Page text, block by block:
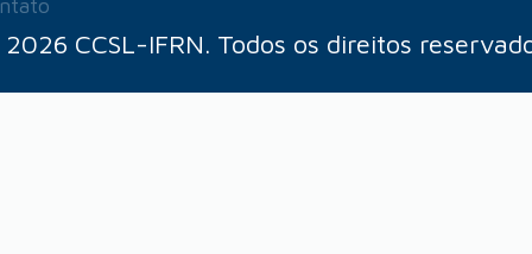
CCSL-IFRN. Todos os direitos